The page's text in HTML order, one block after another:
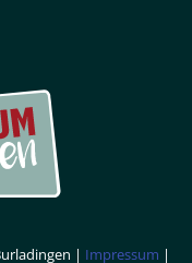
| Impressum |